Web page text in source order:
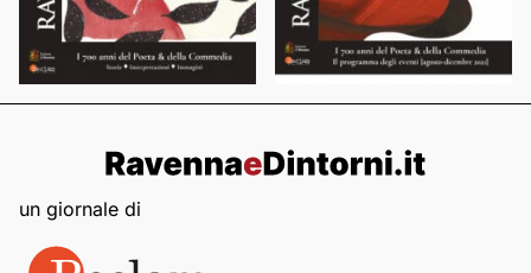
un giornale di